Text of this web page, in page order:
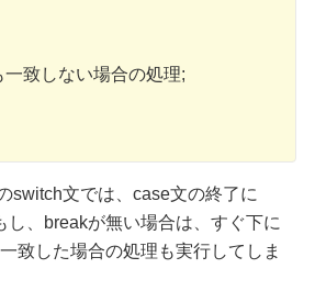
致しない場合の処理;
switch文では、case文の終了に
し、breakが無い場合は、すぐ下に
致した場合の処理も実行してしま